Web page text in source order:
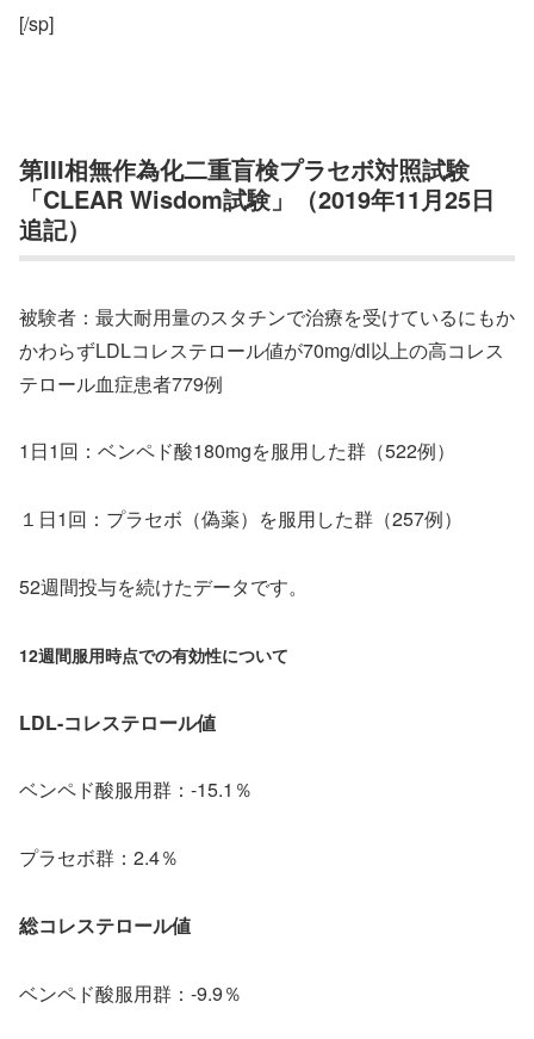
[/sp]
第III相無作為化二重盲検プラセボ対照試験
「CLEAR Wisdom試験」（2019年11月25日
追記）
被験者：最大耐用量のスタチンで治療を受けているにもか
かわらずLDLコレステロール値が70mg/dl以上の高コレス
テロール血症患者779例
1日1回：ベンペド酸180mgを服用した群（522例）
１日1回：プラセボ（偽薬）を服用した群（257例）
52週間投与を続けたデータです。
12週間服用時点での有効性について
LDL-コレステロール値
ベンペド酸服用群：-15.1％
プラセボ群：2.4％
総コレステロール値
ベンペド酸服用群：-9.9％